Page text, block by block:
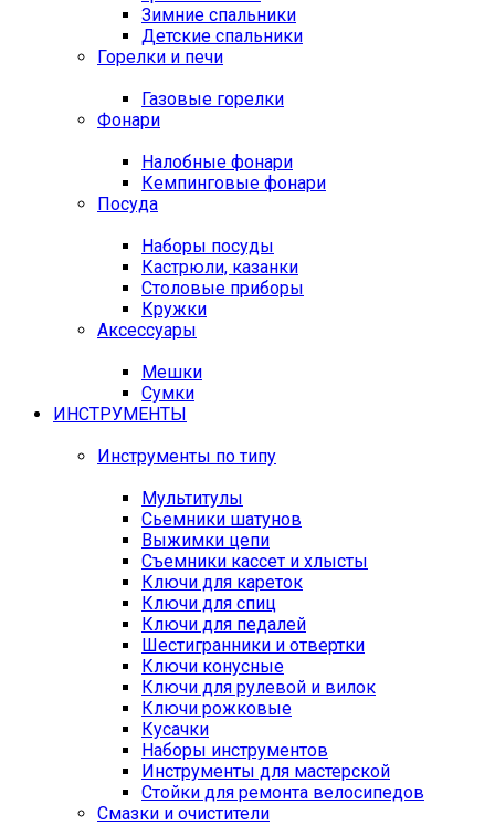
Зимние спальники
Детские спальники
Горелки и печи
Газовые горелки
Фонари
Налобные фонари
Кемпинговые фонари
Посуда
Наборы посуды
Кастрюли, казанки
Столовые приборы
Кружки
Аксессуары
Мешки
Сумки
ИНСТРУМЕНТЫ
Инструменты по типу
Мультитулы
Сьемники шатунов
Выжимки цепи
Съемники кассет и хлысты
Ключи для кареток
Ключи для спиц
Ключи для педалей
Шестигранники и отвертки
Ключи конусные
Ключи для рулевой и вилок
Ключи рожковые
Кусачки
Наборы инструментов
Инструменты для мастерской
Стойки для ремонта велосипедов
Смазки и очистители